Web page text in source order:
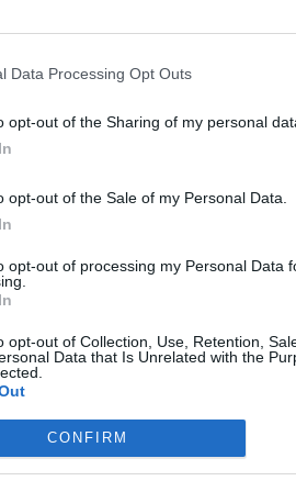
Data Processing Opt Outs
opt-out of the Sharing of my personal
opt-out of the Sale of my Personal Data.
opt-out of processing my Personal Data
opt-out of Collection, Use, Retention,
Data that Is Unrelated with the
CONFIRM
di Admeto e
Res